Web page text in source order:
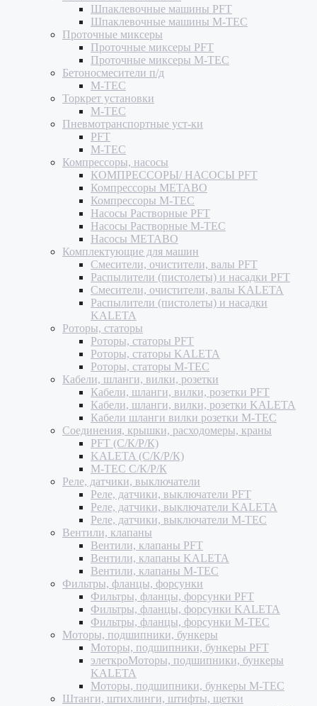
Шпаклевочные машины PFT
Шпаклевочные машины M-TEC
Проточные миксеры
Проточные миксеры PFT
Проточные миксеры M-TEC
Бетоносмесители п/д
M-TEC
Торкрет установки
M-TEC
Пневмотранспортные уст-ки
PFT
M-TEC
Компрессоры, насосы
КОМПРЕССОРЫ/ НАСОСЫ PFT
Компрессоры METABO
Компрессоры M-TEC
Насосы Растворные PFT
Насосы Растворные M-TEC
Насосы METABO
Комплектующие для машин
Смесители, очистители, валы PFT
Распылители (пистолеты) и насадки PFT
Смесители, очистители, валы KALETA
Распылители (пистолеты) и насадки
KALETA
Роторы, статоры
Роторы, статоры PFT
Роторы, статоры KALETA
Роторы, статоры M-TEC
Кабели, шланги, вилки, розетки
Кабели, шланги, вилки, розетки PFT
Кабели, шланги, вилки, розетки KALETA
Кабели шланги вилки розетки M-TEC
Соединения, крышки, расходомеры, краны
PFT (С/К/Р/К)
KALETA (С/К/Р/К)
M-TEC С/К/Р/К
Реле, датчики, выключатели
Реле, датчики, выключатели PFT
Реле, датчики, выключатели KALETA
Реле, датчики, выключатели M-TEC
Вентили, клапаны
Вентили, клапаны PFT
Вентили, клапаны KALETA
Вентили, клапаны M-TEC
Фильтры, фланцы, форсунки
Фильтры, фланцы, форсунки PFT
Фильтры, фланцы, форсунки KALETA
Фильтры, фланцы, форсунки M-TEC
Моторы, подшипники, бункеры
Моторы, подшипники, бункеры PFT
элеткроМоторы, подшипники, бункеры
KALETA
Моторы, подшипники, бункеры M-TEC
Штанги, штихлинги, штифты, щетки